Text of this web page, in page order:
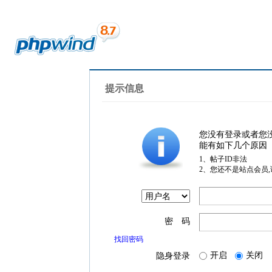
提示信息
您没有登录或者您
能有如下几个原因
1、帖子ID非法
2、您还不是站点会员
密 码
找回密码
隐身登录 开启 关闭